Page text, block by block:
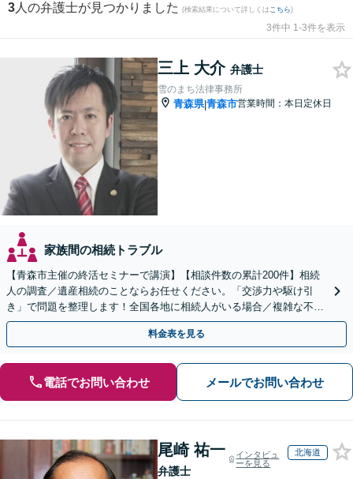
3 人の弁護士が見つかりました (検索結果について詳しくは こちら)
3件中 1-3件を表示
三上 大介 弁護士
雪のまち法律事務所
青森県|青森市営業時間：本日定休日
家族間の相続トラブル
【青森市主催の終活セミナーで講演】【相談件数の累計200件】相続
人の調査／遺産相続のことならお任せください。「交渉力や駆け引
き」で問題を整理します！全国各地に相続人がいる場合／複雑な不動
産の相続にも対応【初回相談無料／当日・夜間可】
料金表を見る
電話でお問い合わせ メールでお問い合わせ
尾崎 祐一
弁護士
インタビュ
ーを見る
北海道